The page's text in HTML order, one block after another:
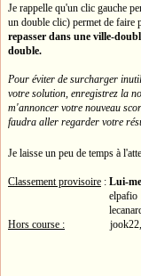
Je rappelle qu'un clic gauche
un double clic) permet de faire
repasser dans une ville-
double.
Pour éviter de surcharger
votre solution, enregistrez la
m'annoncer votre nouveau
faudra aller regarder votre
Je laisse un peu de temps à
Classement provisoire : Lui-
elpafio
Hors course : jook22,